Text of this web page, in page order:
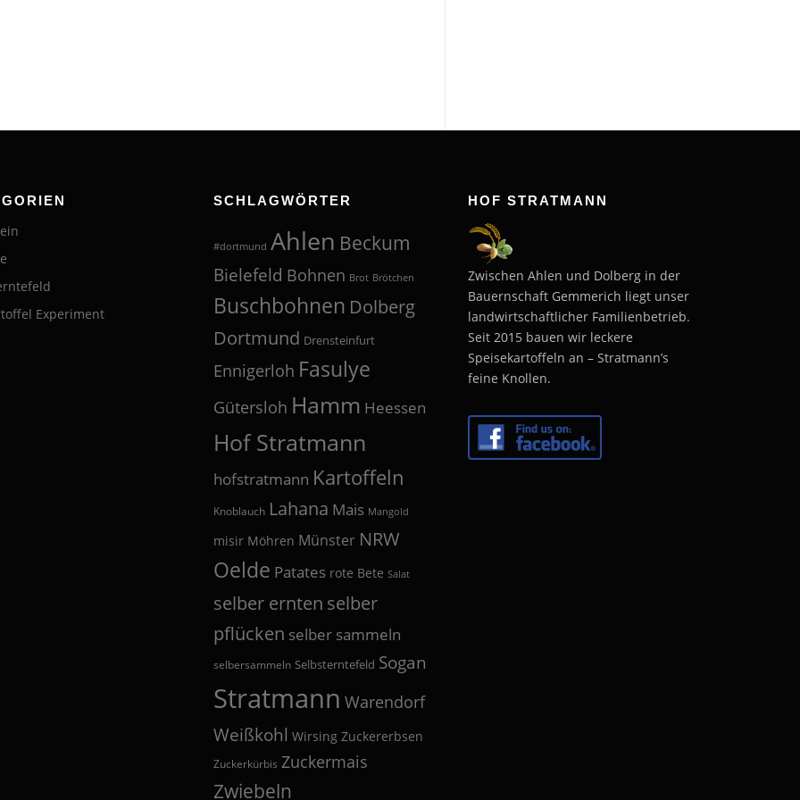
Experiment
SCHLAGWÖRTER
#dortmund Ahlen Beckum
Bielefeld Bohnen Brot Brötchen
Buschbohnen Dolberg
Dortmund Drensteinfurt
Ennigerloh Fasulye
Gütersloh Hamm Heessen
Hof Stratmann
hofstratmann Kartoffeln
Knoblauch Lahana Mais Mangold
misir Möhren Münster NRW
Oelde Patates rote Bete Salat
selber ernten selber
pflücken selber sammeln
selbersammeln Selbsterntefeld Sogan
Stratmann Warendorf
Weißkohl Wirsing Zuckererbsen
Zuckerkürbis Zuckermais
Zwiebeln
HOF STRATMANN
Zwischen Ahlen und Dolberg in der
Bauernschaft Gemmerich liegt unser
landwirtschaftlicher Familienbetrieb.
Seit 2015 bauen wir leckere
Speisekartoffeln an – Stratmann’s
feine Knollen.